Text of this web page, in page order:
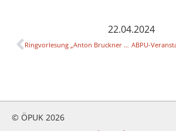
22.04.2024
Ringvorlesung „Anton Bruckner als Lernender & Lehrender“
© ÖPUK 2026